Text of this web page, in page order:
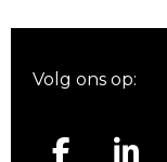
Volg ons op: